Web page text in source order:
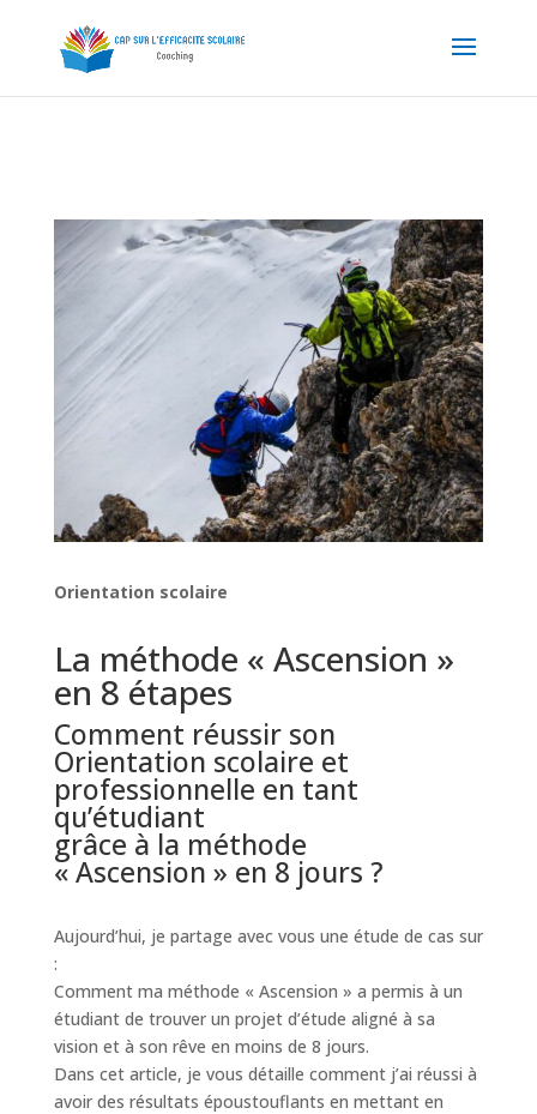
Orientation scolaire
La méthode « Ascension »
en 8 étapes
Comment réussir son
Orientation scolaire et
professionnelle en tant
qu’étudiant
grâce à la méthode
« Ascension » en 8 jours ?
Aujourd’hui, je partage avec vous une étude de cas sur
:
Comment ma méthode « Ascension » a permis à un
étudiant de trouver un projet d’étude aligné à sa
vision et à son rêve en moins de 8 jours.
Dans cet article, je vous détaille comment j’ai réussi à
avoir des résultats époustouflants en mettant en